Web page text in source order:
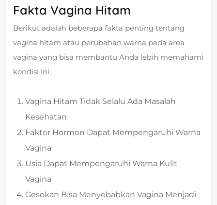
Fakta Vagina Hitam
Berikut adalah beberapa fakta penting tentang
vagina hitam atau perubahan warna pada area
vagina yang bisa membantu Anda lebih memahami
kondisi ini:
Vagina Hitam Tidak Selalu Ada Masalah
Kesehatan
Faktor Hormon Dapat Mempengaruhi Warna
Vagina
Usia Dapat Mempengaruhi Warna Kulit
Vagina
Gesekan Bisa Menyebabkan Vagina Menjadi